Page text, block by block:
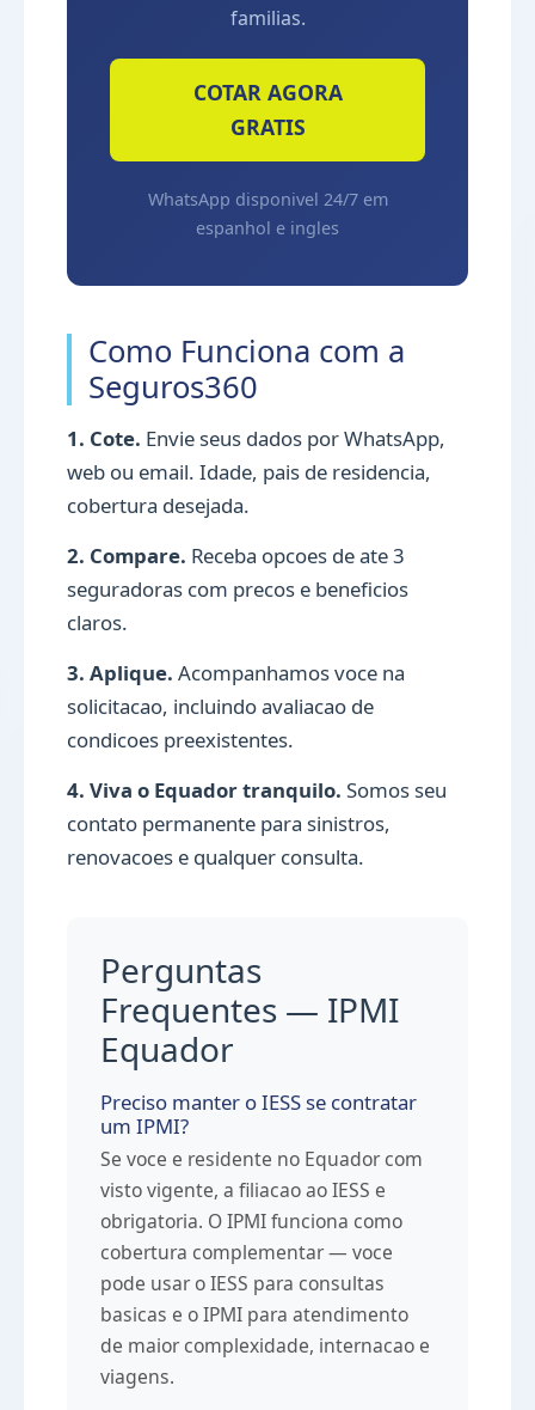
familias.
COTAR AGORA
GRATIS
WhatsApp disponivel 24/7 em
espanhol e ingles
Como Funciona com a
Seguros360
1. Cote. Envie seus dados por WhatsApp,
web ou email. Idade, pais de residencia,
cobertura desejada.
2. Compare. Receba opcoes de ate 3
seguradoras com precos e beneficios
claros.
3. Aplique. Acompanhamos voce na
solicitacao, incluindo avaliacao de
condicoes preexistentes.
4. Viva o Equador tranquilo. Somos seu
contato permanente para sinistros,
renovacoes e qualquer consulta.
Perguntas
Frequentes — IPMI
Equador
Preciso manter o IESS se contratar
um IPMI?
Se voce e residente no Equador com
visto vigente, a filiacao ao IESS e
obrigatoria. O IPMI funciona como
cobertura complementar — voce
pode usar o IESS para consultas
basicas e o IPMI para atendimento
de maior complexidade, internacao e
viagens.